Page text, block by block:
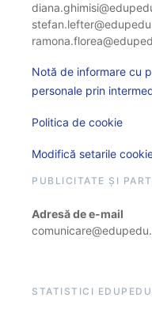
Notă de informare cu
personale prin
Politica de cookie
Modifică setarile
PUBLICITATE ȘI
Adresă de e-mail
STATISTICI